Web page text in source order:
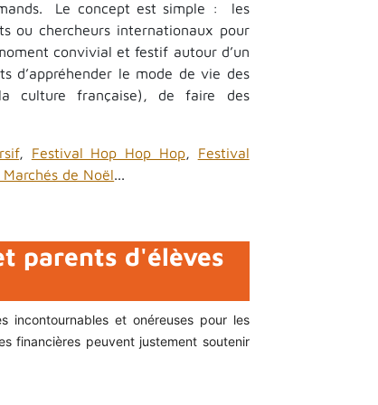
Le concept est simple : les
ou chercheurs internationaux pour
convivial et festif autour d’un
d’appréhender le mode de vie des
culture française), de faire des
, Festival Hop Hop Hop, Festival
Marchés de Noël
parents d'élèves
incontournables et onéreuses pour les
financières peuvent justement soutenir